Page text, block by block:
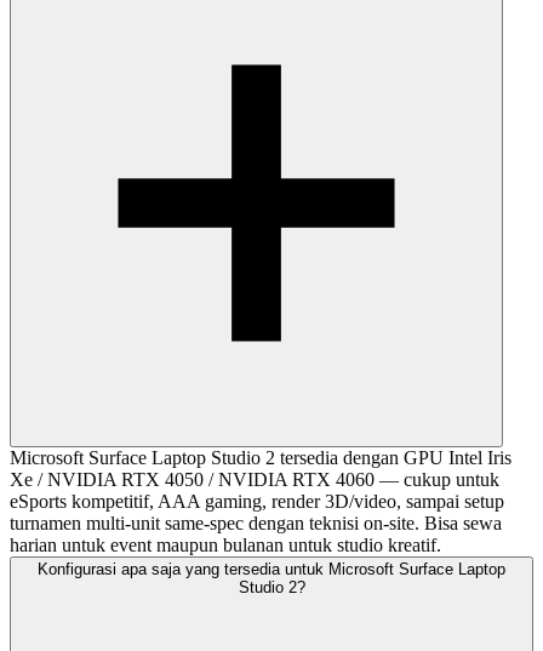
Microsoft Surface Laptop Studio 2 tersedia dengan GPU Intel Iris
Xe / NVIDIA RTX 4050 / NVIDIA RTX 4060 — cukup untuk
eSports kompetitif, AAA gaming, render 3D/video, sampai setup
turnamen multi-unit same-spec dengan teknisi on-site. Bisa sewa
harian untuk event maupun bulanan untuk studio kreatif.
Konfigurasi apa saja yang tersedia untuk Microsoft Surface Laptop
Studio 2?